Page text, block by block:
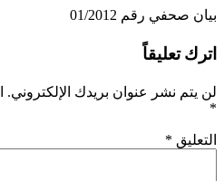
بيان صحفي رقم 01/2012
اترك تعليقاً
لن يتم نشر عنوان بريدك الإلكتروني.
*
التعليق *